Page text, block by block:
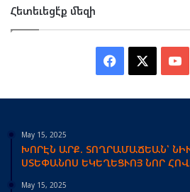
Հետեւեցէ՛ք մեզի
Facebook
May 15, 2025
ԽՈՐԷՆ ԱՐՔ. ՏՈՂՐԱՄԱՃԵԱՆ՝
ՍՏԵՓԱՆՈՍ ԵԿԵՂԵՑՒՈՅ ՆՈՐ
May 15, 2025